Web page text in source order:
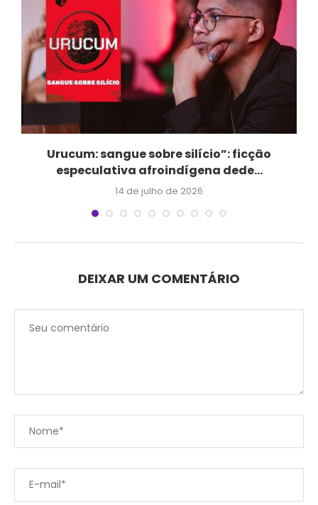
Urucum: sangue sobre silício”: ficção
especulativa afroindígena dede...
14 de julho de 2026
DEIXAR UM COMENTÁRIO